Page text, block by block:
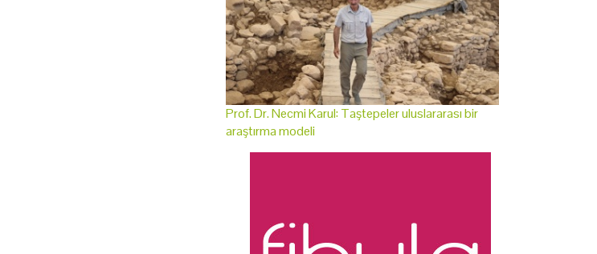
Prof. Dr. Necmi Karul: Taştepeler uluslararası bir
araştırma modeli